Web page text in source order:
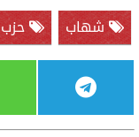
شهاب
حزب